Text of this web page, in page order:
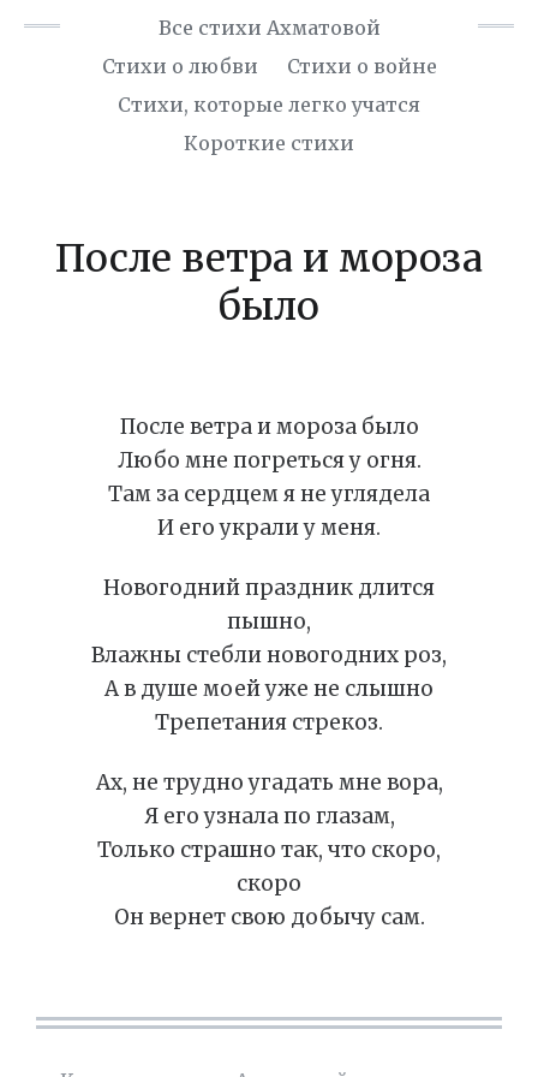
Все стихи Ахматовой
Стихи о любви
Стихи о войне
Cтихи, которые легко учатся
Короткие стихи
После ветра и мороза
было
После ветра и мороза было
Любо мне погреться у огня.
Там за сердцем я не углядела
И его украли у меня.
Новогодний праздник длится
пышно,
Влажны стебли новогодних роз,
А в душе моей уже не слышно
Трепетания стрекоз.
Ах, не трудно угадать мне вора,
Я его узнала по глазам,
Только страшно так, что скоро,
скоро
Он вернет свою добычу сам.